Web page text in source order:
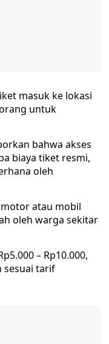
masuk ke lokasi
untuk
bahwa akses
biaya tiket resmi,
oleh
atau mobil
oleh warga sekitar
– Rp10.000,
sesuai tarif